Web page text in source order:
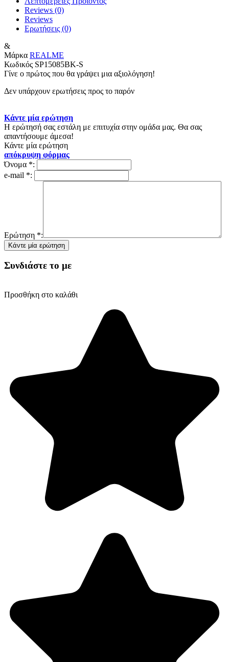
Reviews (0)
Reviews
Ερωτήσεις (0)
&
Μάρκα REALME
Κωδικός SP15085BK-S
Γίνε ο πρώτος που θα γράψει μια αξιολόγηση!
Δεν υπάρχουν ερωτήσεις προς το παρόν
Κάντε μία ερώτηση
Η ερώτησή σας εστάλη με επιτυχία στην ομάδα μας. Θα σας
απαντήσουμε άμεσα!
Κάντε μία ερώτηση
απόκρυψη φόρμας
Όνομα *:
e-mail *:
Ερώτηση *:
Συνδιάστε το με
Προσθήκη στο καλάθι